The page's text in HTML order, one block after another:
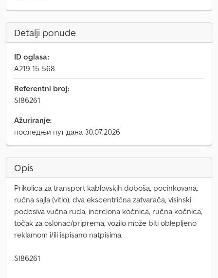
Detalji ponude
ID oglasa:
A219-15-568
Referentni broj:
SI86261
Ažuriranje:
последњи пут дана 30.07.2026
Opis
Prikolica za transport kablovskih doboša, pocinkovana,
ručna sajla (vitlo), dva ekscentrična zatvarača, visinski
podesiva vučna ruda, inerciona kočnica, ručna kočnica,
točak za oslonac/priprema, vozilo može biti oblepljeno
reklamom i/ili ispisano natpisima.
SI86261